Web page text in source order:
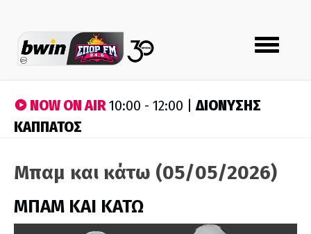
Toggle
navigation
NOW ON AIR10:00 - 12:00 |ΔΙΟΝΥΣΗΣ
ΚΑΠΠΑΤΟΣ
Μπαμ και κάτω (05/05/2026)
ΜΠΑΜ ΚΑΙ ΚΑΤΩ